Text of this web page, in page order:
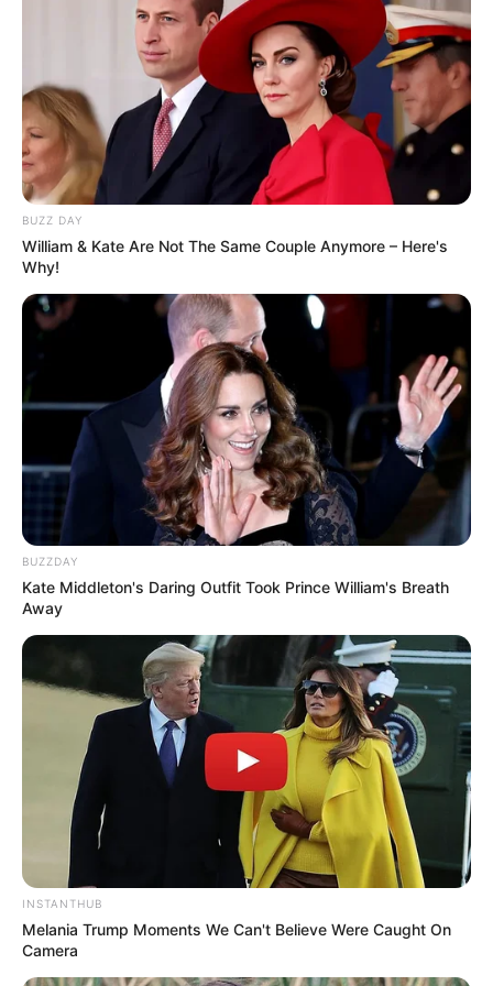
Naquela época, muitas pessoas se
encantaram com o trabalho dela, uma grande
parte queria aprender aquele artesanato.
Sabendo que o mercado de festas tem espaço
para todo mundo, e não dando conta de tanta
demanda por cursos, ela então começou a pensar
em uma forma eficaz de ensinar o que ela sabia a
um maior número de pessoas.
BUZZ DAY
William & Kate Are Not The Same Couple Anymore – Here's
Why!
BUZZDAY
Kate Middleton's Daring Outfit Took Prince William's Breath
Away
INSTANTHUB
Melania Trump Moments We Can't Believe Were Caught On
Camera